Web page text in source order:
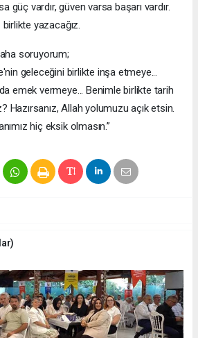
güç vardır, güven varsa başarı vardır.
birlikte yazacağız.
soruyorum;
geleceğini birlikte inşa etmeye...
emek vermeye... Benimle birlikte tarih
Hazırsanız, Allah yolumuzu açık etsin.
hiç eksik olmasın.”